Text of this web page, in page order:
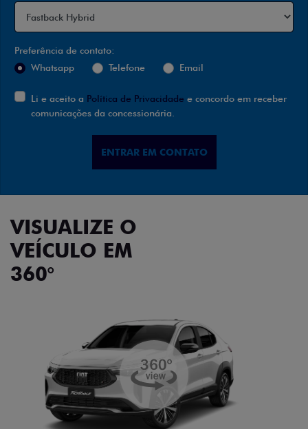
Preferência de contato:
Whatsapp
Telefone Email
Li e aceito a Política de Privacidade e concordo em receber
comunicações da concessionária.
ENTRAR EM CONTATO
VISUALIZE O
VEÍCULO EM
360°